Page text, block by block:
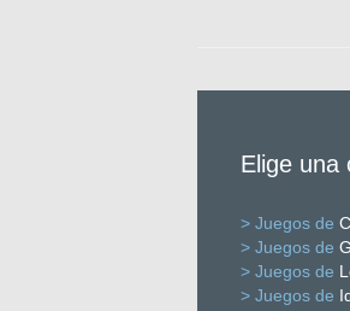
Elige una
> Juegos de
> Juegos de
> Juegos de
> Juegos de